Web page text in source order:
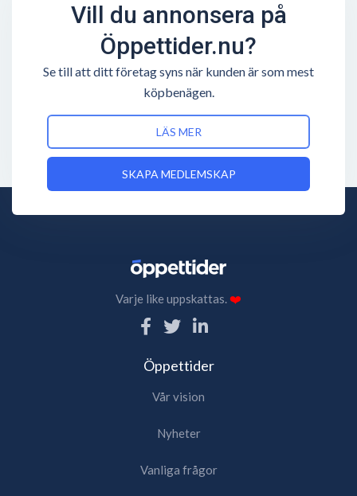
Vill du annonsera på
Öppettider.nu?
Se till att ditt företag syns när kunden är som mest
köpbenägen.
LÄS MER
SKAPA MEDLEMSKAP
Varje like uppskattas.❤️
Öppettider
Vår vision
Nyheter
Vanliga frågor